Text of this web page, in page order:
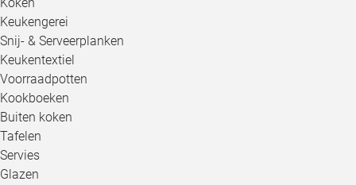
Keukengerei
Snij- & Serveerplanken
Keukentextiel
Voorraadpotten
Kookboeken
Buiten koken
Tafelen
Servies
Glazen